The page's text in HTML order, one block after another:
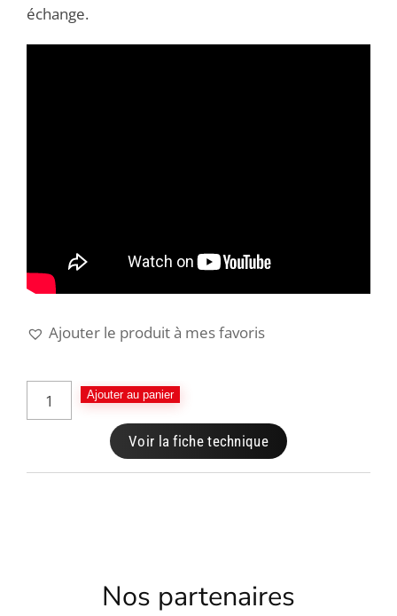
échange.
Ajouter le produit à mes favoris
Ajouter au panier
Voir la fiche technique
Nos partenaires